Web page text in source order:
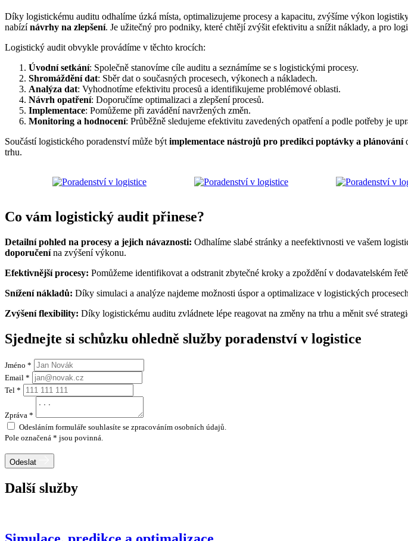
Díky logistickému auditu odhalíme úzká místa, optimalizujeme procesy a kapacitu, zvýšíme výkon
nabízínávrhy na zlepšení. Je užitečný pro podniky, které chtějí zvýšit efektivitu a snížit náklady, a pro
Logistický audit obvykle provádíme v těchto krocích:
Úvodní setkání: Společně stanovíme cíle auditu a seznámíme se s logistickými procesy.
Shromáždění dat: Sběr dat o současných procesech, výkonech a nákladech.
Analýza dat: Vyhodnotíme efektivitu procesů a identifikujeme problémové oblasti.
Návrh opatření: Doporučíme optimalizaci a zlepšení procesů.
Implementace: Pomůžeme při zavádění navržených změn.
Monitoring a hodnocení: Průběžně sledujeme efektivitu zavedených opatření a podle potřeby je
Součástí logistického poradenství může být implementace nástrojů pro predikci poptávky a plánování
trhu.
Co vám logistický audit přinese?
Detailní pohled na procesy a jejich návaznosti: Odhalíme slabé stránky a neefektivnosti ve vašem
doporučenína zvýšení výkonu.
Efektivnější procesy: Pomůžeme identifikovat a odstranit zbytečné kroky a zpoždění v dodavatelském
Snížení nákladů: Díky simulaci a analýze najdeme možnosti úspor a optimalizace v logistických
Zvýšení flexibility: Díky logistickému auditu zvládnete lépe reagovat na změny na trhu a měnit své
Sjednejte si schůzku ohledně služby poradenství v logistice
Jméno *
Email *
Tel *
Zpráva *
Odesláním formuláře souhlasíte se zpracováním osobních údajů.
Pole označená * jsou povinná.
Odeslat
Další služby